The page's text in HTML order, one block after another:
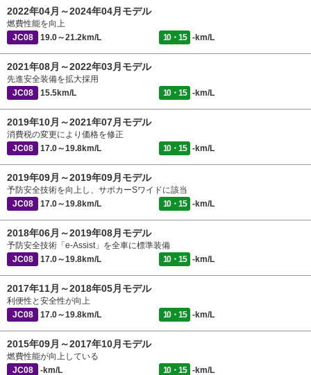
2022年04月～2024年04月モデル
燃費性能を向上
JC08
19.0～21.2km/L 10・15 -km/L
2021年08月～2022年03月モデル
先進安全装備を拡大採用
JC08
15.5km/L 10・15 -km/L
2019年10月～2021年07月モデル
消費税の変更により価格を修正
JC08
17.0～19.8km/L 10・15 -km/L
2019年09月～2019年09月モデル
予防安全技術を向上し、サポカーSワイドに該当
JC08
17.0～19.8km/L 10・15 -km/L
2018年06月～2019年08月モデル
予防安全技術「e-Assist」を全車に標準装備
JC08
17.0～19.8km/L 10・15 -km/L
2017年11月～2018年05月モデル
利便性と安全性が向上
JC08
17.0～19.8km/L 10・15 -km/L
2015年09月～2017年10月モデル
燃費性能が向上している
JC08
-km/L 10・15 -km/L